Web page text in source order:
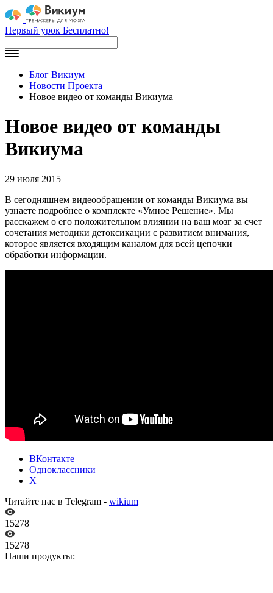
Первый урок Бесплатно!
Блог Викиум
Новости Проекта
Новое видео от команды Викиума
Новое видео от команды
Викиума
29 июля 2015
В сегодняшнем видеообращении от команды Викиума вы
узнаете подробнее о комплекте «Умное Решение». Мы
расскажем о его положительном влиянии на ваш мозг за счет
сочетания методики детоксикации с развитием внимания,
которое является входящим каналом для всей цепочки
обработки информации.
ВКонтакте
Одноклассники
X
Читайте нас в Telegram - wikium
15278
15278
Наши продукты: